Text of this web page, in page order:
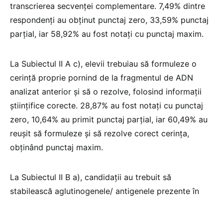
transcrierea secvenței complementare. 7,49% dintre
respondenți au obținut punctaj zero, 33,59% punctaj
parțial, iar 58,92% au fost notați cu punctaj maxim.
La Subiectul II A c), elevii trebuiau să formuleze o
cerință proprie pornind de la fragmentul de ADN
analizat anterior și să o rezolve, folosind informații
științifice corecte. 28,87% au fost notați cu punctaj
zero, 10,64% au primit punctaj parțial, iar 60,49% au
reușit să formuleze și să rezolve corect cerința,
obținând punctaj maxim.
La Subiectul II B a), candidații au trebuit să
stabilească aglutinogenele/ antigenele prezente în